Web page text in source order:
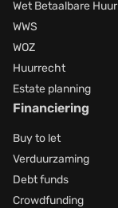
Wet Betaalbare Huur
WWS
WOZ
Huurrecht
Estate planning
Financiering
Buy to let
Verduurzaming
Debt funds
Crowdfunding